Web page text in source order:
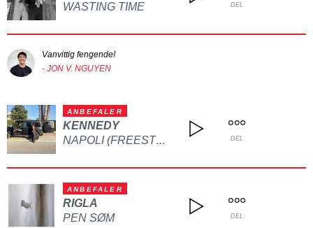
WASTING TIME
DEL
Vanvittig fengende!
- JON V. NGUYEN
ANBEFALER
KENNEDY
NAPOLI (FREESTYLE) DEL
ANBEFALER
RIGLA
PEN SØM
DEL